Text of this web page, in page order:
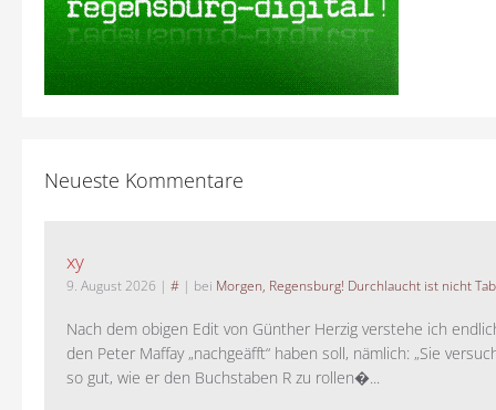
Neueste Kommentare
xy
9. August 2026 | # | bei Morgen, Regensburg! Durchlaucht ist nicht
Nach dem obigen Edit von Günther Herzig verstehe ich
den Peter Maffay „nachgeäfft“ haben soll, nämlich: „Sie
so gut, wie er den Buchstaben R zu rollen�...